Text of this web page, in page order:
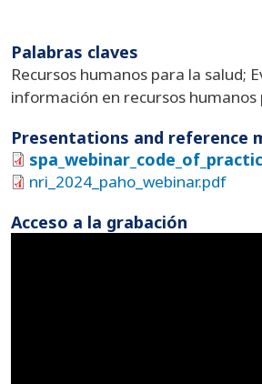
Palabras claves
Recursos humanos para la salud;
información en recursos humanos
Presentations and reference
nri_2024_paho_webinar.pdf
Acceso a la grabación